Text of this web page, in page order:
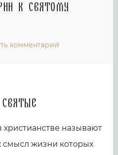
к святому
комментарий
называют
смысл жизни которых